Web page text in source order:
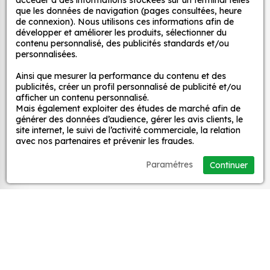
Quels sont les avantages de nos stickers
décoration ?
Une grande variété de motifs et de couleurs :
dans une large gamme de motifs et de
couleurs, ce qui vous permet de trouver le
sticker parfait pour votre décoration.
Une installation facile : nos stickers sont faciles
à installer, même pour les débutants. Il suffit de
la surface souhaitée. Vous pouvez vous aider
d’une raclette si besoin.
MPA Déco
Nos services
Nos sites
Mon Compte
que les données de navigation (pages consultées, heure
de connexion). Nous utilisons ces informations afin de
développer et améliorer les produits, sélectionner du
contenu personnalisé, des publicités standards et/ou
personnalisées.
Ainsi que mesurer la performance du contenu et des
publicités, créer un profil personnalisé de publicité et/ou
afficher un contenu personnalisé.
Mais également exploiter des études de marché afin de
générer des données d’audience, gérer les avis clients, le
site internet, le suivi de l’activité commerciale, la relation
avec nos partenaires et prévenir les fraudes.
Continuer
Paramétres